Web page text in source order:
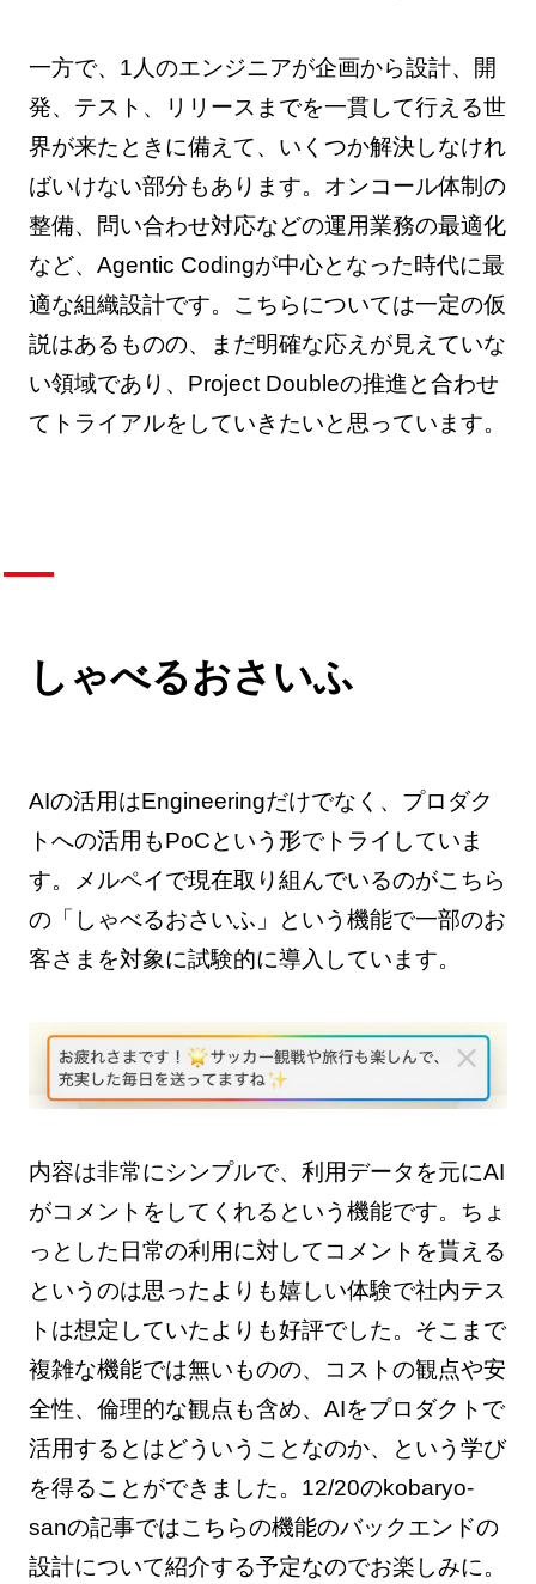
一方で、1人のエンジニアが企画から設計、開
発、テスト、リリースまでを一貫して行える世
界が来たときに備えて、いくつか解決しなけれ
ばいけない部分もあります。オンコール体制の
整備、問い合わせ対応などの運用業務の最適化
など、Agentic Codingが中心となった時代に最
適な組織設計です。こちらについては一定の仮
説はあるものの、まだ明確な応えが見えていな
い領域であり、Project Doubleの推進と合わせ
てトライアルをしていきたいと思っています。
しゃべるおさいふ
AIの活用はEngineeringだけでなく、プロダク
トへの活用もPoCという形でトライしていま
す。メルペイで現在取り組んでいるのがこちら
の「しゃべるおさいふ」という機能で一部のお
客さまを対象に試験的に導入しています。
内容は非常にシンプルで、利用データを元にAI
がコメントをしてくれるという機能です。ちょ
っとした日常の利用に対してコメントを貰える
というのは思ったよりも嬉しい体験で社内テス
トは想定していたよりも好評でした。そこまで
複雑な機能では無いものの、コストの観点や安
全性、倫理的な観点も含め、AIをプロダクトで
活用するとはどういうことなのか、という学び
を得ることができました。12/20のkobaryo-
sanの記事ではこちらの機能のバックエンドの
設計について紹介する予定なのでお楽しみに。